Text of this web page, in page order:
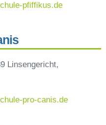
pfiffikus.de
Linsengericht,
pro-canis.de